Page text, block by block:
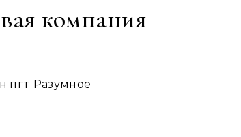
компания
пгт Разумное